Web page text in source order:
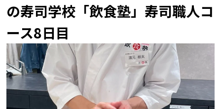
の寿司学校「飲食塾」寿司職人コ
ース8日目